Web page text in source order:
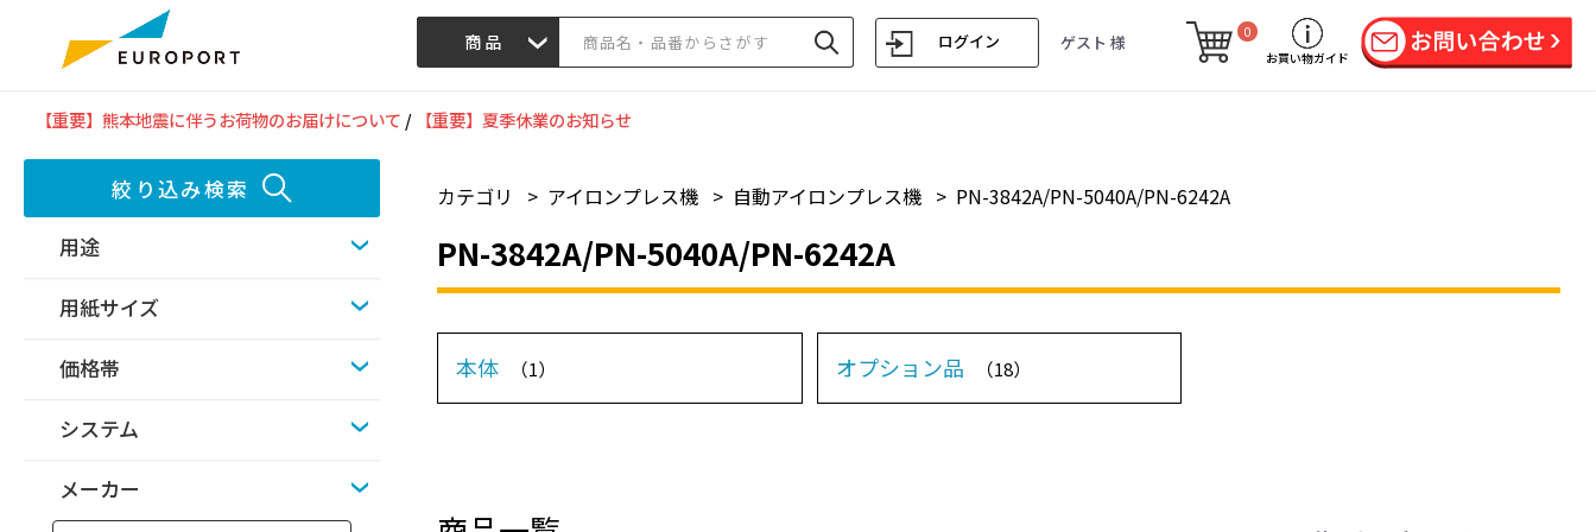
商品 ログイン ゲスト 様
0
お買い物ガイド
【重要】熊本地震に伴うお荷物のお届けについて / 【重要】夏季休業のお知らせ
絞り込み検索
用途
用紙サイズ
価格帯
システム
メーカー
カテゴリ > アイロンプレス機 > 自動アイロンプレス機 > PN-3842A/PN-5040A/PN-6242A
PN-3842A/PN-5040A/PN-6242A
本体 （1） オプション品 （18）